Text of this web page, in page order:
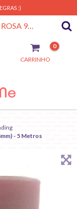
:)
FITA ORGANZA/VOAL SANDING ROSA 90 (38MM) - 5 METROS
CARRINHO
0
- 5 Metros